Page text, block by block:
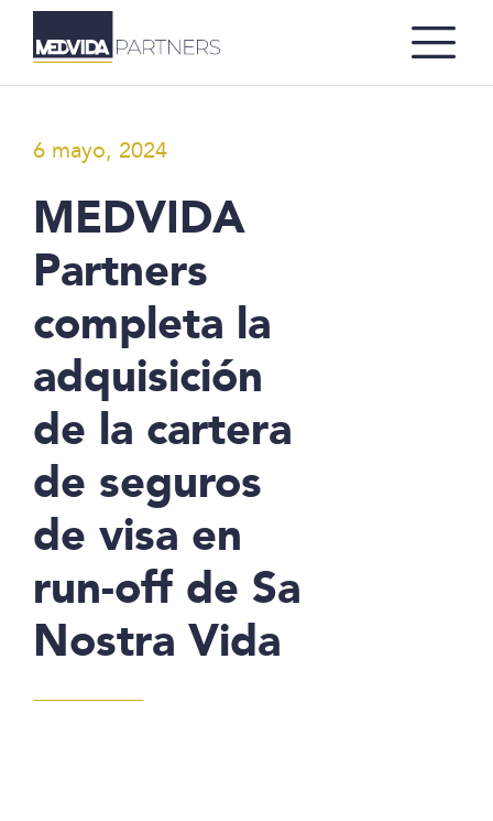
6 mayo, 2024
MEDVIDA
Partners
completa la
adquisición
de la cartera
de seguros
de visa en
run-off de Sa
Nostra Vida